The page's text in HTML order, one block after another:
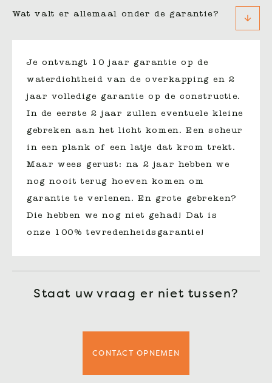
Wat valt er allemaal onder de garantie?
Je ontvangt 10 jaar garantie op de
waterdichtheid van de overkapping en 2
jaar volledige garantie op de constructie.
In de eerste 2 jaar zullen eventuele kleine
gebreken aan het licht komen. Een scheur
in een plank of een latje dat krom trekt.
Maar wees gerust: na 2 jaar hebben we
nog nooit terug hoeven komen om
garantie te verlenen. En grote gebreken?
Die hebben we nog niet gehad! Dat is
onze 100% tevredenheidsgarantie!
Staat uw vraag er niet tussen?
CONTACT OPNEMEN